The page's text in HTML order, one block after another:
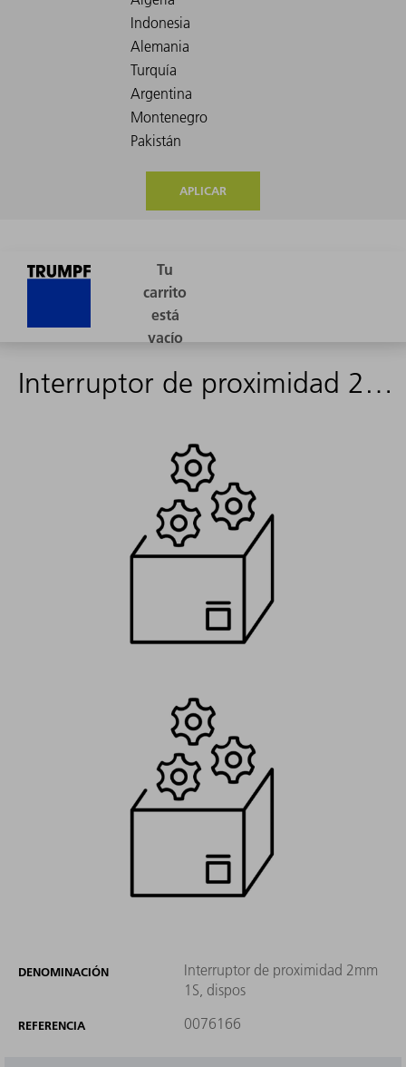
APLICAR
Interruptor de proximidad 2mm 1S, dispos
DENOMINACIÓN
Interruptor de proximidad 2mm
1S, dispos
REFERENCIA 0076166